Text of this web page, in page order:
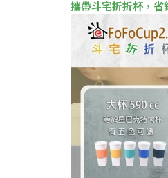
攜帶斗宅折折杯，省